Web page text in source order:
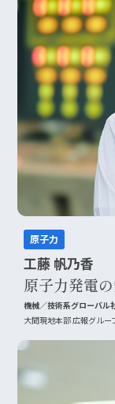
原子力
工藤 帆乃香
原子力発電
機械／技術系グローバル
大間現地本部 広報グル